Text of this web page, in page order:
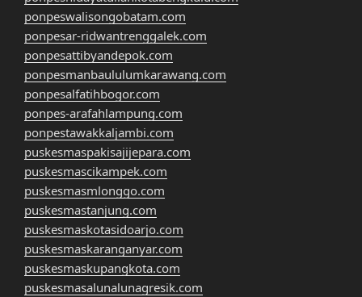
ponpeswalisongobatam.com
ponpesar-ridwantrenggalek.com
ponpesattibyandepok.com
ponpesmanbaululumkarawang.com
ponpesalfatihbogor.com
ponpes-arafahlampung.com
ponpestawakkaljambi.com
puskesmaspakisajijepara.com
puskesmascikampek.com
puskesmasmlonggo.com
puskesmastanjung.com
puskesmaskotasidoarjo.com
puskesmaskaranganyar.com
puskesmaskupangkota.com
puskesmasalunalunagresik.com